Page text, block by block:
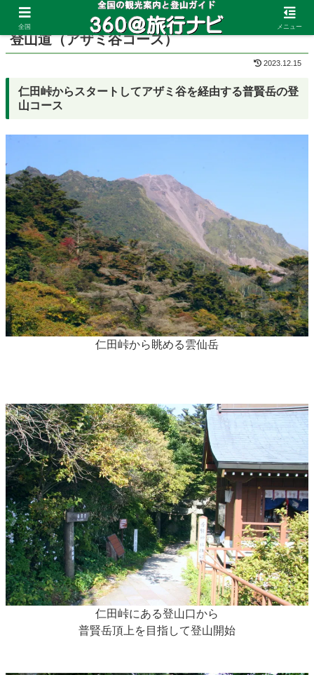
ホーム 長崎県 雲仙岳
登山道（アザミ谷コース）
2023.12.15
仁田峠からスタートしてアザミ谷を経由する普賢岳の登
山コース
仁田峠から眺める雲仙岳
仁田峠にある登山口から
普賢岳頂上を目指して登山開始
全国 メニュー